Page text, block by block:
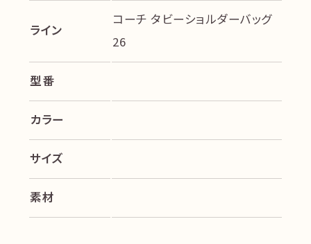
ライン
コーチ タビーショルダーバッグ
26
型番
カラー
サイズ
素材